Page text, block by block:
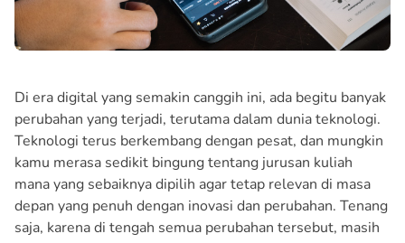
Di era digital yang semakin canggih ini, ada begitu banyak
perubahan yang terjadi, terutama dalam dunia teknologi.
Teknologi terus berkembang dengan pesat, dan mungkin
kamu merasa sedikit bingung tentang jurusan kuliah
mana yang sebaiknya dipilih agar tetap relevan di masa
depan yang penuh dengan inovasi dan perubahan. Tenang
saja, karena di tengah semua perubahan tersebut, masih